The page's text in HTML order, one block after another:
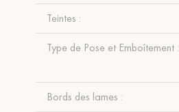
Teintes :
Type de Pose et Emboîtement :
Bords des lames :